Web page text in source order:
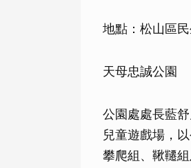
地點：松山區
天母忠誠公園
公園處處長藍
兒童遊戲場，
攀爬組、鞦韆